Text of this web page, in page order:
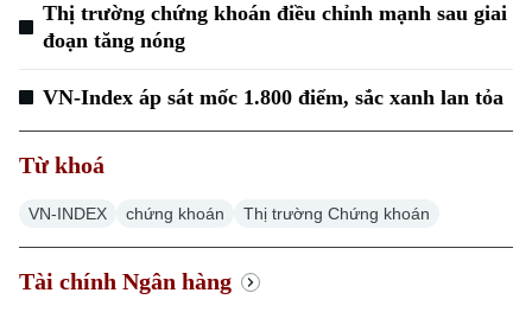
Chuyên mục
Thời sự
Hà Nội
Chính trị
Hà Nội
Nhịp sống Hà Nội
Thế giới
Thị trường chứng khoán điều chỉnh mạnh sau giai
đoạn tăng nóng
VN-Index áp sát mốc 1.800 điểm, sắc xanh lan tỏa
Từ khoá
VN-INDEX chứng khoán Thị trường Chứng khoán
Tài chính Ngân hàng